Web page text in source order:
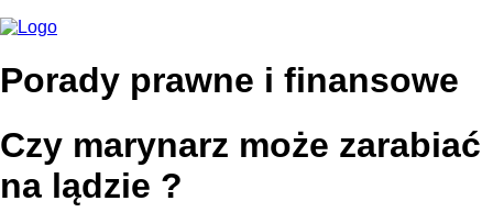
Porady prawne i finansowe
Czy marynarz może zarabiać
na lądzie ?